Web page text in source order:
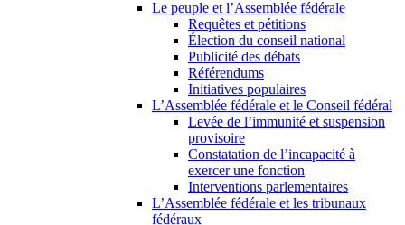
Le peuple et l’Assemblée fédérale
Requêtes et pétitions
Élection du conseil national
Publicité des débats
Référendums
Initiatives populaires
L’Assemblée fédérale et le Conseil fédéral
Levée de l’immunité et suspension
provisoire
Constatation de l’incapacité à
exercer une fonction
Interventions parlementaires
L’Assemblée fédérale et les tribunaux
fédéraux